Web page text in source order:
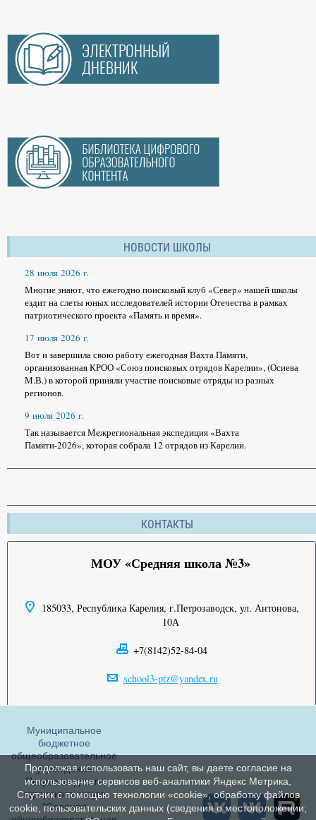
НОВОСТИ ШКОЛЫ
28 июля 2026 г.
Многие знают, что ежегодно поисковый клуб «Север» нашей школы
ездит на слеты юных исследователей истории Отечества в рамках
патриотического проекта «Память и время».
17 июля 2026 г.
Вот и завершила свою работу ежегодная Вахта Памяти,
организованная КРОО «Союз поисковых отрядов Карелии», (Осиева
М.В.) в которой приняли участие поисковые отряды из разных
регионов.
9 июля 2026 г.
Так называется Межрегиональная экспедиция «Вахта
Памяти-2026», которая собрала 12 отрядов из Карелии.
КОНТАКТЫ
МОУ «Средняя школа №3»
185033, Республика Карелия, г.Петрозаводск, ул. Антонова,
10А
+7(8142)52-84-04
school3-ptz@yandex.ru
Муниципальное
бюджетное
общеобразовательное
учреждение
Петрозаводского
городского округа
"Средняя
Продолжая использовать наш сайт, вы даете согласие на
использование сервисов веб-аналитики Яндекс Метрика,
Спутник с помощью технологии «cookie», обработку файлов
cookie, пользовательских данных (сведения о местоположении;